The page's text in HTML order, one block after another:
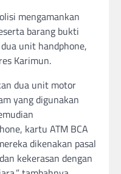
mengamankan
barang bukti
unit handphone,
Karimun.
dua unit motor
yang digunakan
kartu ATM BCA
dikenakan pasal
kekerasan dengan